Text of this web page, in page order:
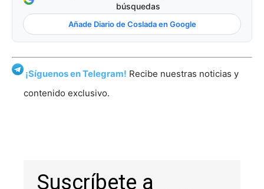
búsquedas
Añade Diario de Coslada en Google
¡Síguenos en Telegram! Recibe nuestras noticias y
contenido exclusivo.
Suscríbete a